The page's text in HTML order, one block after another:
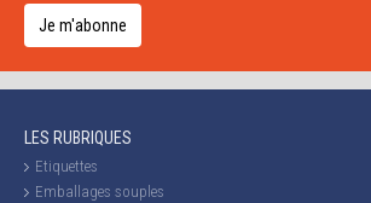
Je m'abonne
LES RUBRIQUES
Etiquettes
Emballages souples